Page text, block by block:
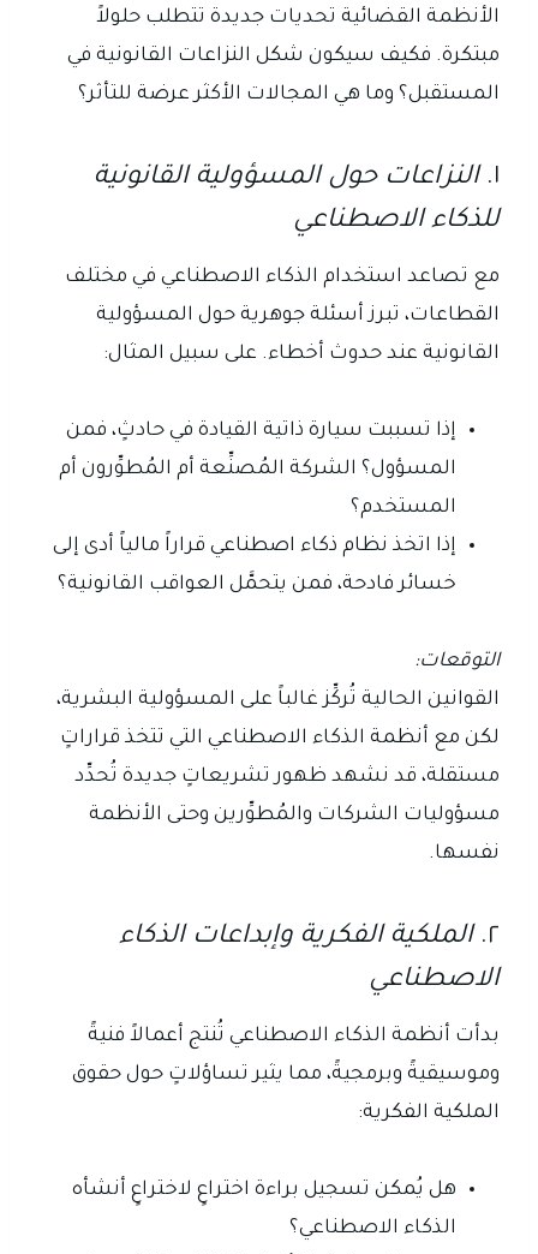
الأنظمة القضائية تحديات جديدة تتطلب حلولاً
مبتكرة. فكيف سيكون شكل النزاعات القانونية في
المستقبل؟ وما هي المجالات الأكثر عرضة للتأثر؟
١. النزاعات حول المسؤولية القانونية
للذكاء الاصطناعي
مع تصاعد استخدام الذكاء الاصطناعي في مختلف
القطاعات، تبرز أسئلة جوهرية حول المسؤولية
القانونية عند حدوث أخطاء. على سبيل المثال:
إذا تسببت سيارة ذاتية القيادة في حادثٍ، فمن
المسؤول؟ الشركة المُصنِّعة أم المُطوِّرون أم
المستخدم؟
إذا اتخذ نظام ذكاء اصطناعي قراراً مالياً أدى إلى
خسائر فادحة، فمن يتحمَّل العواقب القانونية؟
التوقعات:
القوانين الحالية تُركِّز غالباً على المسؤولية البشرية،
لكن مع أنظمة الذكاء الاصطناعي التي تتخذ قراراتٍ
مستقلة، قد نشهد ظهور تشريعاتٍ جديدة تُحدِّد
مسؤوليات الشركات والمُطوِّرين وحتى الأنظمة
نفسها.
٢. الملكية الفكرية وإبداعات الذكاء
الاصطناعي
بدأت أنظمة الذكاء الاصطناعي تُنتج أعمالاً فنيةً
وموسيقيةً وبرمجيةً، مما يثير تساؤلاتٍ حول حقوق
الملكية الفكرية:
هل يُمكن تسجيل براءة اختراعٍ لاختراعٍ أنشأه
الذكاء الاصطناعي؟